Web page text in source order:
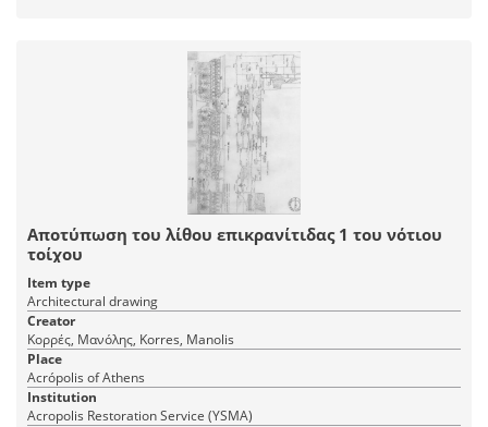
Αποτύπωση του λίθου επικρανίτιδας 1 του νότιου
τοίχου
Item type
Architectural drawing
Creator
Κορρές, Μανόλης, Korres, Manolis
Place
Acrópolis of Athens
Institution
Acropolis Restoration Service (YSMA)